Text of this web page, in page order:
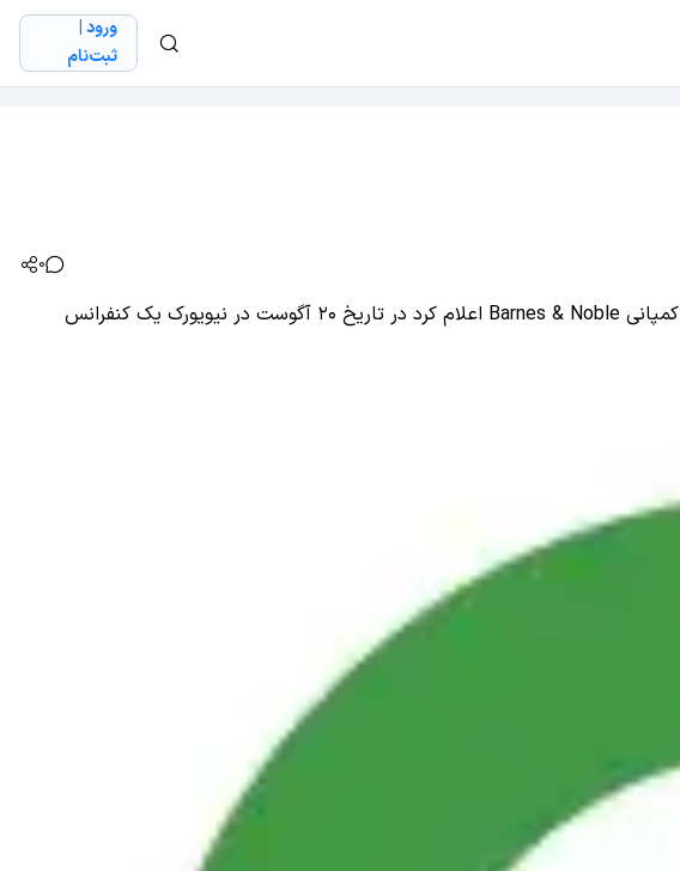
ورود |
ثبت‌نام
0
جی اس ام: درست در زمانی که برای معرفی محصولات جدید سامسونگ یعنی گلکسی آلفا و نوت ۴ هیجان زده هستیم، کمپانی Barnes & Noble اعلام کرد در تاریخ ۲۰ آگوست در نیویورک یک کنفرانس